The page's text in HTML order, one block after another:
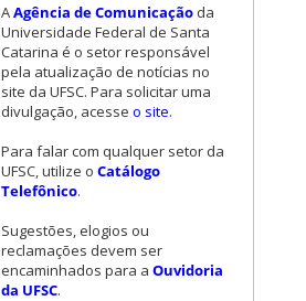
AAgência de Comunicação da
Universidade Federal de Santa
Catarina é o setor responsável
pela atualização de notícias no
site da UFSC. Para solicitar uma
divulgação, acesse o site.
Para falar com qualquer setor da
UFSC, utilize o Catálogo
Telefônico.
Sugestões, elogios ou
reclamações devem ser
encaminhados para a Ouvidoria
da UFSC.